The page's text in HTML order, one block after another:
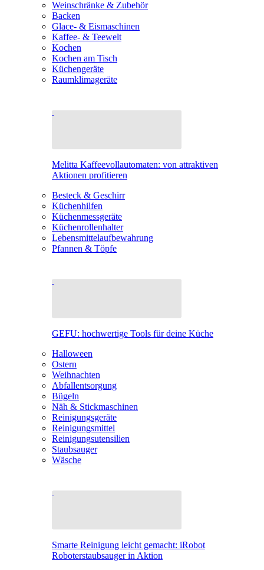
Weinschränke & Zubehör
Backen
Glace- & Eismaschinen
Kaffee- & Teewelt
Kochen
Kochen am Tisch
Küchengeräte
Raumklimageräte
Melitta Kaffeevollautomaten: von attraktiven
Aktionen profitieren
Besteck & Geschirr
Küchenhilfen
Küchenmessgeräte
Küchenrollenhalter
Lebensmittelaufbewahrung
Pfannen & Töpfe
GEFU: hochwertige Tools für deine Küche
Halloween
Ostern
Weihnachten
Abfallentsorgung
Bügeln
Näh & Stickmaschinen
Reinigungsgeräte
Reinigungsmittel
Reinigungsutensilien
Staubsauger
Wäsche
Smarte Reinigung leicht gemacht: iRobot
Roboterstaubsauger in Aktion